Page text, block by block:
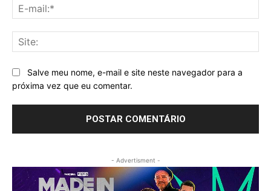
Salve meu nome, e-mail e site neste navegador para a
próxima vez que eu comentar.
- Advertisment -